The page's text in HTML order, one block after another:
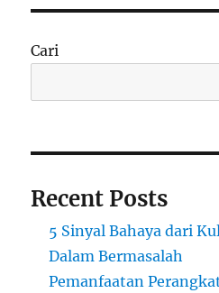
Cari
Recent Posts
5 Sinyal Bahaya dari
Dalam Bermasalah
Pemanfaatan